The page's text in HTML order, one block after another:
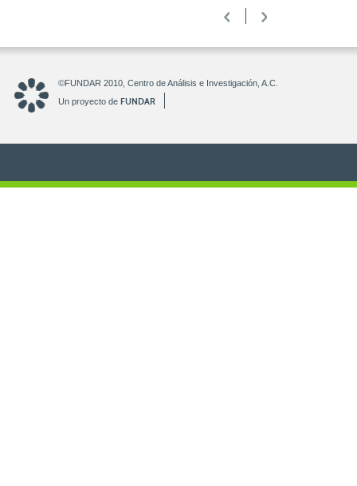
< >
©FUNDAR 2010, Centro de Análisis e Investigación, A.C.
Un proyecto de FUNDAR